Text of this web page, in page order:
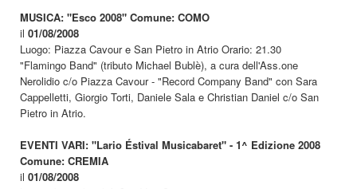
MUSICA: "Esco 2008" Comune: COMO
il 01/08/2008
Luogo: Piazza Cavour e San Pietro in Atrio Orario: 21.30
"Flamingo Band" (tributo Michael Bublè), a cura dell'Ass.one
Nerolidio c/o Piazza Cavour - "Record Company Band" con Sara
Cappelletti, Giorgio Torti, Daniele Sala e Christian Daniel c/o San
Pietro in Atrio.
EVENTI VARI: "Lario Éstival Musicabaret" - 1^ Edizione 2008
Comune: CREMIA
il 01/08/2008